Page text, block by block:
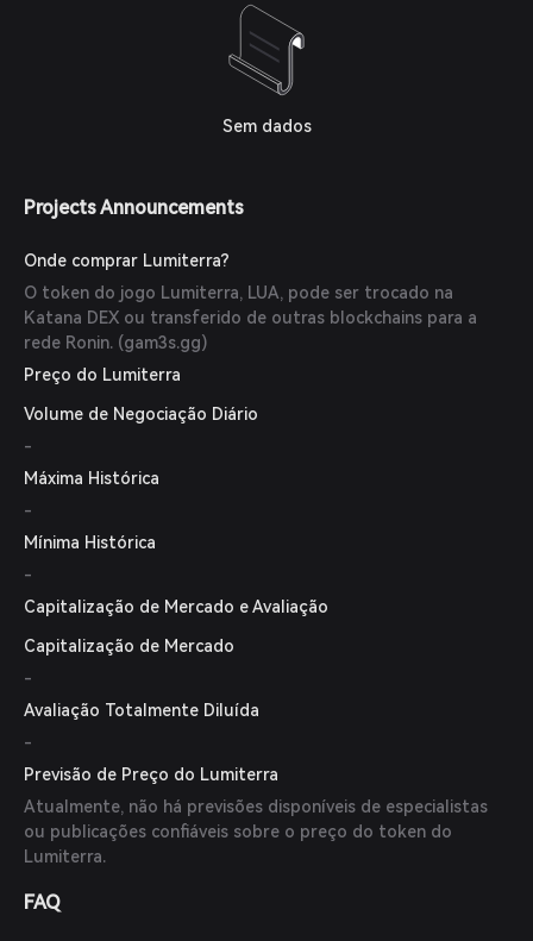
Sem dados
Projects Announcements
Onde comprar Lumiterra?
O token do jogo Lumiterra, LUA, pode ser trocado na
Katana DEX ou transferido de outras blockchains para a
rede Ronin. (gam3s.gg)
Preço do Lumiterra
Volume de Negociação Diário
-
Máxima Histórica
-
Mínima Histórica
-
Capitalização de Mercado e Avaliação
Capitalização de Mercado
-
Avaliação Totalmente Diluída
-
Previsão de Preço do Lumiterra
Atualmente, não há previsões disponíveis de especialistas
ou publicações confiáveis sobre o preço do token do
Lumiterra.
FAQ